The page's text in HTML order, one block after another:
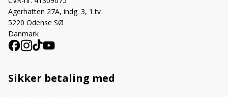
Agerhatten 27A, indg. 3, 1.tv
5220 Odense SØ
Danmark
Sikker betaling med